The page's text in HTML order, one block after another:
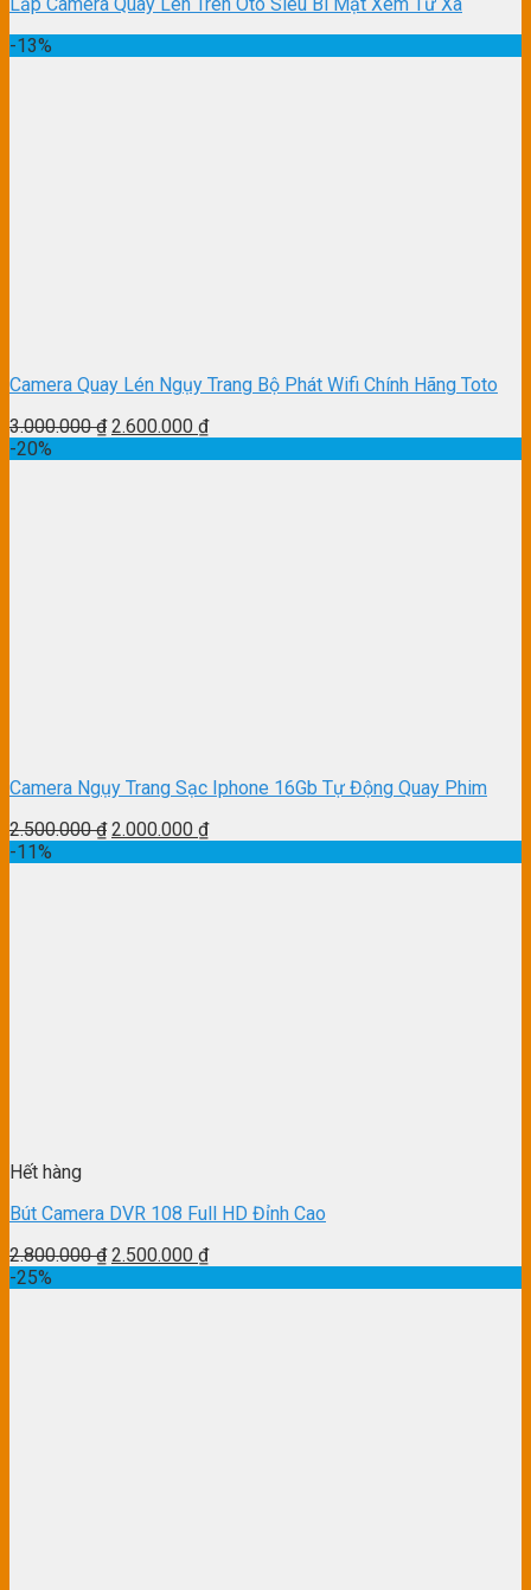
-13%
Camera Quay Lén Ngụy Trang Bộ Phát Wifi Chính Hãng Toto
3.000.000₫ 2.600.000 ₫
-20%
Camera Ngụy Trang Sạc Iphone 16Gb Tự Động Quay Phim
2.500.000₫ 2.000.000 ₫
-11%
Hết hàng
Bút Camera DVR 108 Full HD Đỉnh Cao
2.800.000₫ 2.500.000 ₫
-25%